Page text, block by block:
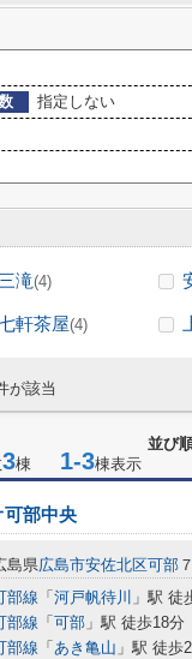
指定しない
三滝(4)
軒茶屋(4)
が該当
並び
3棟 1-3棟表示
可部中央
島県広島市安佐北区可部
部線 「 河戸帆待川 」駅 徒
部線 「 可部 」駅 徒歩18分
部線 「 あき亀山 」駅 徒歩